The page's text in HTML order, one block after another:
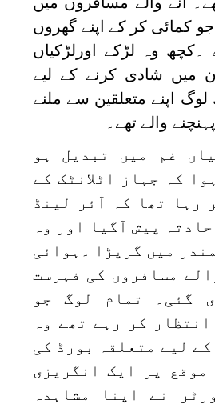
کمائی کر کے اپنے گھروں
وہ لڑکے اورلڑکیاں
میں شادی کرنے کے لیے
اپنے متعلقین سے ملنے
والے تھے۔
غم میں تبدیل ہو
کہ جہاز اٹلانٹک کے
رہا تھا کہ آئر لینڈ
پیش آگیا اور وہ
میں گرپڑا ۔ہوائی
مسافروں کی فہرست
گئی۔ تمام لوگ جو
کر رہے تھے وہ
لیے متعلقہ بورڈ کی
موقع پر ایک انگریزی
نے اپنا مشاہدہ